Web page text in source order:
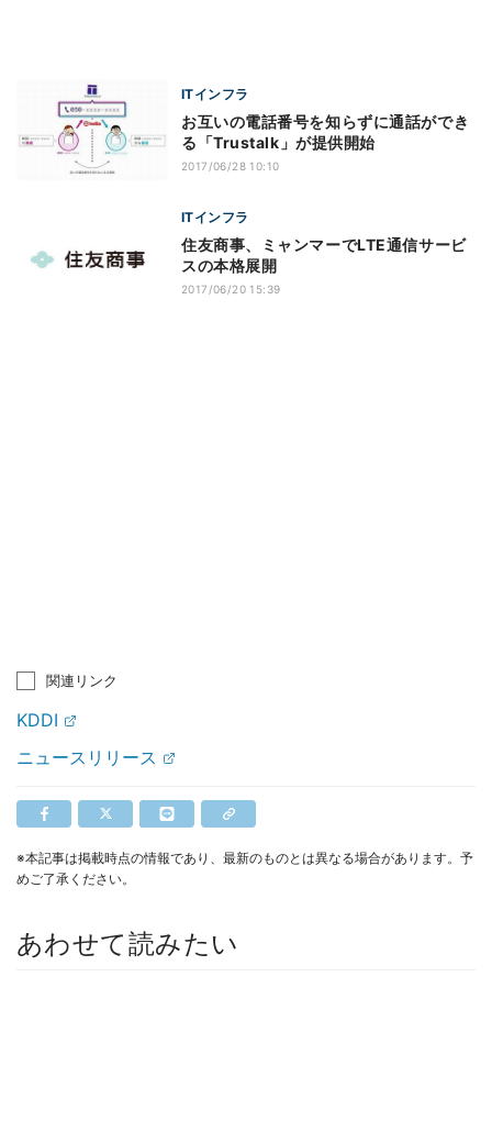
ITインフラ
お互いの電話番号を知らずに通話ができ
る「Trustalk」が提供開始
2017/06/28 10:10
ITインフラ
住友商事、ミャンマーでLTE通信サービ
スの本格展開
2017/06/20 15:39
関連リンク
KDDI
ニュースリリース
※本記事は掲載時点の情報であり、最新のものとは異なる場合があります。予
めご了承ください。
あわせて読みたい